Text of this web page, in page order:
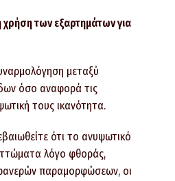
χρήση των εξαρτημάτων για
μεταξύ
όσο αναφορά τις
τους ικανότητα.
ότι το ανυψωτικό
λόγο φθοράς,
παραμορφώσεων, οι